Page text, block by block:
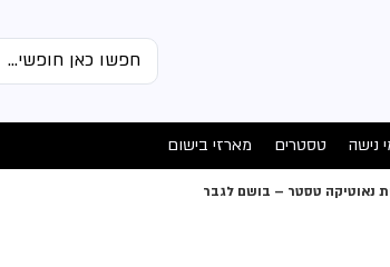
נישה טסטרים מארזי בישום